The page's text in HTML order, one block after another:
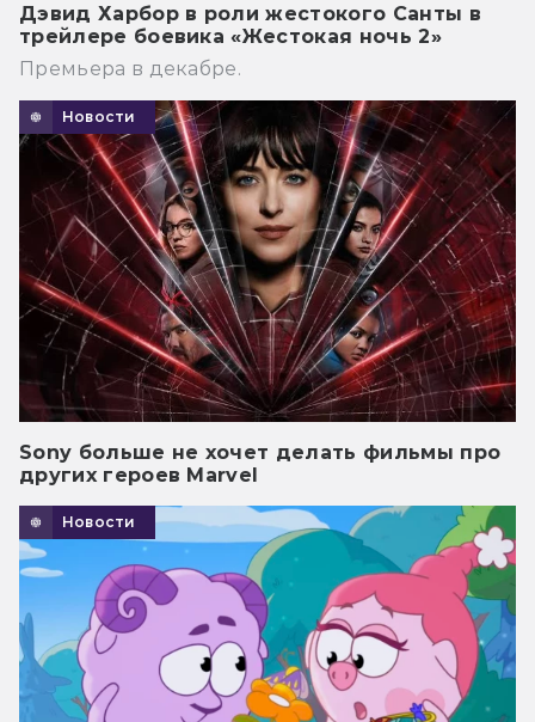
Дэвид Харбор в роли жестокого Санты в
трейлере боевика «Жестокая ночь 2»
Премьера в декабре.
Новости
Sony больше не хочет делать фильмы про
других героев Marvel
Новости